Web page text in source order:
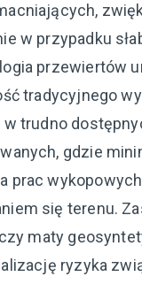
w przypadku
przewiertów
tradycyjnego
trudno
gdzie
prac
się terenu.
maty
ryzyka